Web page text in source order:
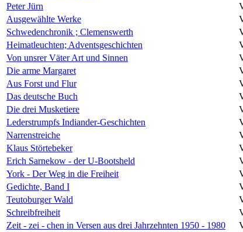
Peter Jürn
Ausgewählte Werke
Schwedenchronik ; Clemenswerth
Heimatleuchten; Adventsgeschichten
Von unsrer Väter Art und Sinnen
Die arme Margaret
Aus Forst und Flur
Das deutsche Buch
Die drei Musketiere
Lederstrumpfs Indiander-Geschichten
Narrenstreiche
Klaus Störtebeker
Erich Sarnekow - der U-Bootsheld
York - Der Weg in die Freiheit
Gedichte, Band I
Teutoburger Wald
Schreibfreiheit
Zeit - zei - chen in Versen aus drei Jahrzehnten 1950 - 1980